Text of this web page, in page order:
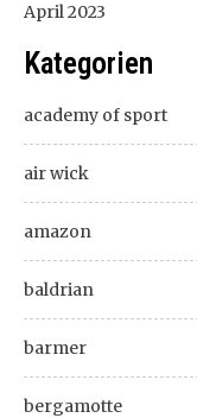
April 2023
Kategorien
academy of sport
air wick
amazon
baldrian
barmer
bergamotte